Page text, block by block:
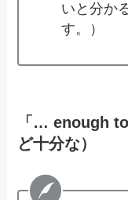
いと分か
す。）
「… enough
ど十分な）